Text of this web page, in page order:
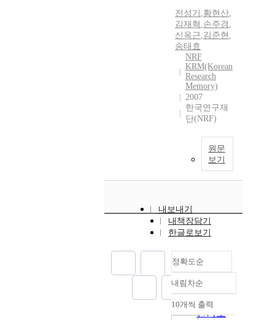
전성기 ,황현산,
김재혁 ,손주경 ,
신옥근,김준현 ,
송태효
NRF
KRM(Korean
Research
Memory)
2007
한국연구재
단(NRF)
원문
보기
내보내기
내책장담기
한글로보기
정확도순
정확도
순
인기도
내림차순
내림차순
10개씩 출력